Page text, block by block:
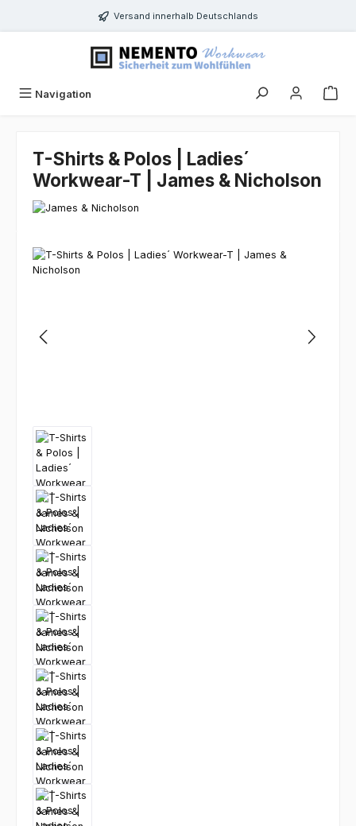
Zum Hauptinhalt springenVersand innerhalb Deutschlands
Navigation
T-Shirts & Polos | Ladies´
Workwear-T | James & Nicholson
Bildergalerie überspringen